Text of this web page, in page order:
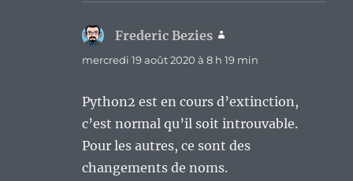
Frederic Bezies
mercredi 19 août 2020 à 8 h 19 min
Python2 est en cours d’extinction,
c’est normal qu’il soit introuvable.
Pour les autres, ce sont des
changements de noms.